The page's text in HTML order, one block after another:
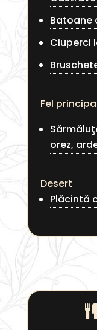
Batoane
Ciuperci
Fel
orez,
Desert
Plăcintă